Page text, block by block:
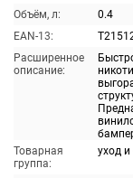
Объём, л:
0.4
EAN-13:
Расширенное
описание:
Товарная
группа:
уход и